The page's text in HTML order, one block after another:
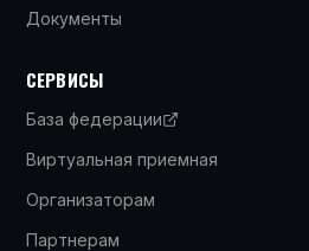
Документы
СЕРВИСЫ
База федерации
Виртуальная приемная
Организаторам
Партнерам